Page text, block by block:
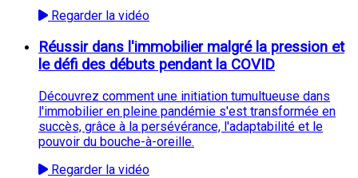
Regarder la vidéo
Réussir dans l'immobilier malgré la pression et
le défi des débuts pendant la COVID
Découvrez comment une initiation tumultueuse dans
l'immobilier en pleine pandémie s'est transformée en
succès, grâce à la persévérance, l'adaptabilité et le
pouvoir du bouche-à-oreille.
Regarder la vidéo